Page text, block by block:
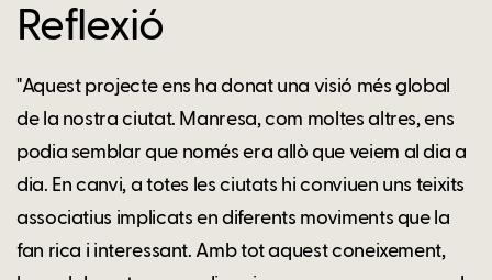
Reflexió
"Aquest projecte ens ha donat una visió més global
de la nostra ciutat. Manresa, com moltes altres, ens
podia semblar que només era allò que veiem al dia a
dia. En canvi, a totes les ciutats hi conviuen uns teixits
associatius implicats en diferents moviments que la
fan rica i interessant. Amb tot aquest coneixement,